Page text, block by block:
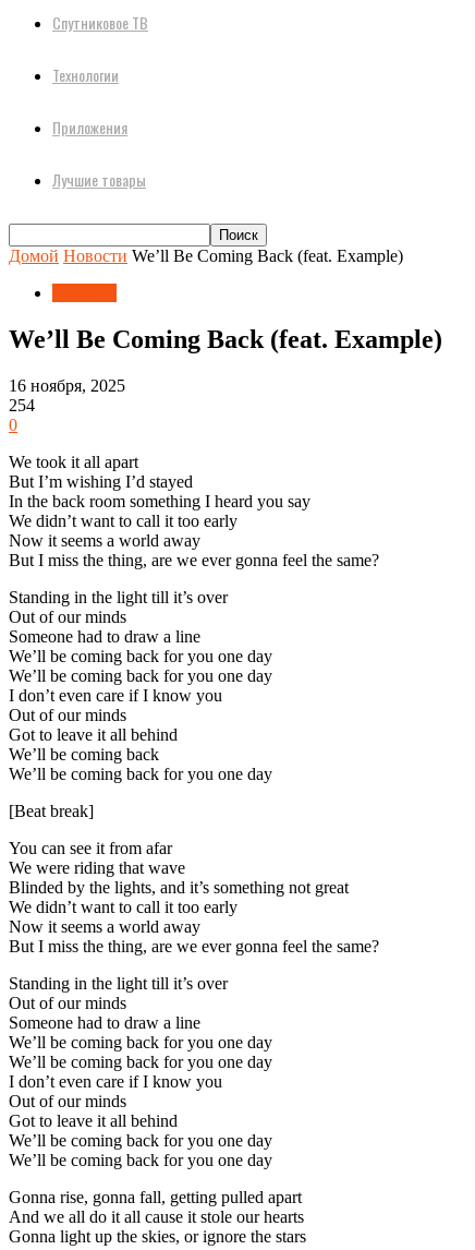
Спутниковое ТВ
Технологии
Приложения
Лучшие товары
Домой Новости We’ll Be Coming Back (feat. Example)
We’ll Be Coming Back (feat. Example)
16 ноября, 2025
254
0
We took it all apart
But I’m wishing I’d stayed
In the back room something I heard you say
We didn’t want to call it too early
Now it seems a world away
But I miss the thing, are we ever gonna feel the same?
Standing in the light till it’s over
Out of our minds
Someone had to draw a line
We’ll be coming back for you one day
We’ll be coming back for you one day
I don’t even care if I know you
Out of our minds
Got to leave it all behind
We’ll be coming back
We’ll be coming back for you one day
[Beat break]
You can see it from afar
We were riding that wave
Blinded by the lights, and it’s something not great
We didn’t want to call it too early
Now it seems a world away
But I miss the thing, are we ever gonna feel the same?
Standing in the light till it’s over
Out of our minds
Someone had to draw a line
We’ll be coming back for you one day
We’ll be coming back for you one day
I don’t even care if I know you
Out of our minds
Got to leave it all behind
We’ll be coming back for you one day
We’ll be coming back for you one day
Gonna rise, gonna fall, getting pulled apart
And we all do it all cause it stole our hearts
Gonna light up the skies, or ignore the stars